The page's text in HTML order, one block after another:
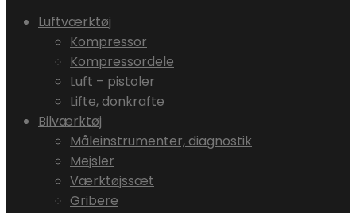
Luftværktøj
Kompressor
Kompressordele
Luft – pistoler
Lifte, donkrafte
Bilværktøj
Måleinstrumenter, diagnostik
Mejsler
Værktøjssæt
Gribere